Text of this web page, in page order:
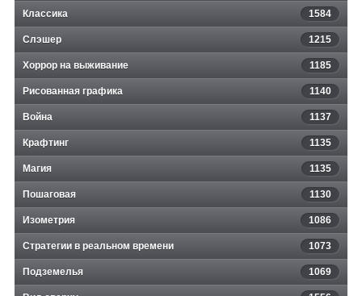
Классика 1584
Слэшер 1215
Хоррор на выживание 1185
Рисованная графика 1140
Война 1137
Крафтинг 1135
Магия 1135
Пошаговая 1130
Изометрия 1086
Стратегии в реальном времени 1073
Подземелья 1069